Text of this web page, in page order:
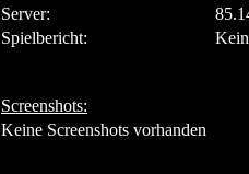
Server:
Spielbericht:
Screenshots:
Keine Screenshots vorhanden